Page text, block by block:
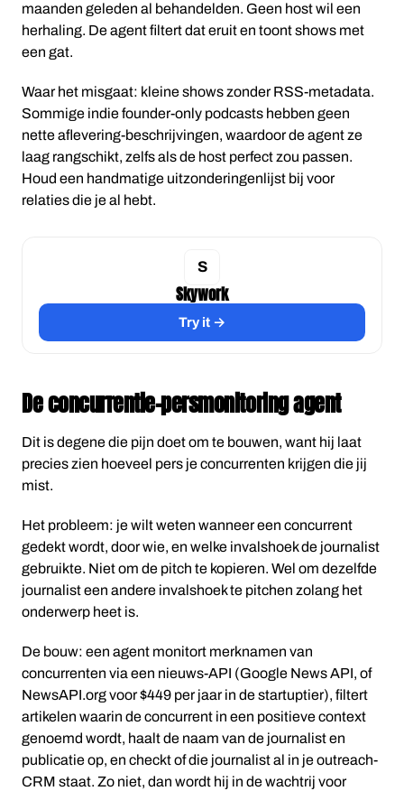
maanden geleden al behandelden. Geen host wil een
herhaling. De agent filtert dat eruit en toont shows met
een gat.
Waar het misgaat: kleine shows zonder RSS-metadata.
Sommige indie founder-only podcasts hebben geen
nette aflevering-beschrijvingen, waardoor de agent ze
laag rangschikt, zelfs als de host perfect zou passen.
Houd een handmatige uitzonderingenlijst bij voor
relaties die je al hebt.
Skywork
Try it →
De concurrentie-persmonitoring agent
Dit is degene die pijn doet om te bouwen, want hij laat
precies zien hoeveel pers je concurrenten krijgen die jij
mist.
Het probleem: je wilt weten wanneer een concurrent
gedekt wordt, door wie, en welke invalshoek de journalist
gebruikte. Niet om de pitch te kopieren. Wel om dezelfde
journalist een andere invalshoek te pitchen zolang het
onderwerp heet is.
De bouw: een agent monitort merknamen van
concurrenten via een nieuws-API (Google News API, of
NewsAPI.org voor $449 per jaar in de startuptier), filtert
artikelen waarin de concurrent in een positieve context
genoemd wordt, haalt de naam van de journalist en
publicatie op, en checkt of die journalist al in je outreach-
CRM staat. Zo niet, dan wordt hij in de wachtrij voor